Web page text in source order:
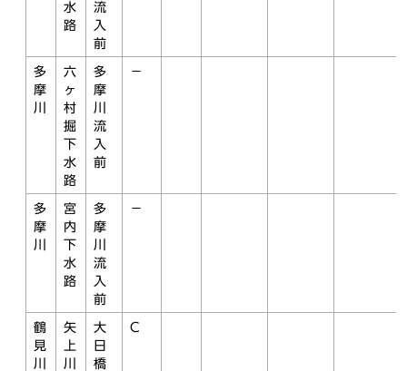
水
路
流
入
前
多
摩
川
六
ヶ
村
掘
下
水
路
多
摩
川
流
入
前
－
多
摩
川
宮
内
下
水
路
多
摩
川
流
入
前
－
鶴
見
川
矢
上
川
大
日
橋
C